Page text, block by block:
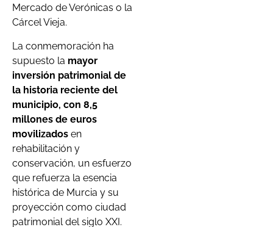
Mercado de Verónicas o la
Cárcel Vieja.
La conmemoración ha
supuesto la mayor
inversión patrimonial de
la historia reciente del
municipio, con 8,5
millones de euros
movilizados en
rehabilitación y
conservación, un esfuerzo
que refuerza la esencia
histórica de Murcia y su
proyección como ciudad
patrimonial del siglo XXI.